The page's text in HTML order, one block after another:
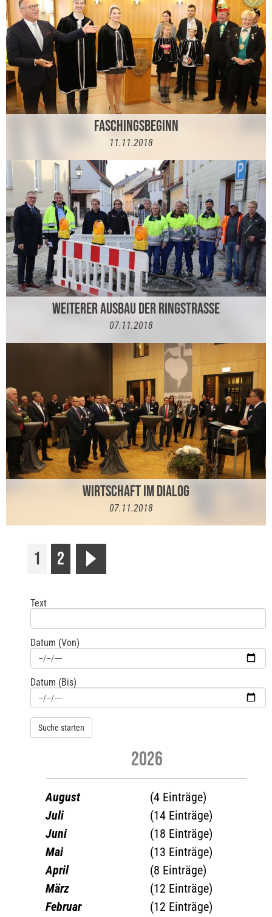
FASCHINGSBEGINN
11.11.2018
WEITERER AUSBAU DER RINGSTRASSE
07.11.2018
WIRTSCHAFT IM DIALOG
07.11.2018
1 2 r
Text
Datum (Von)
Datum (Bis)
2026
August
(4 Einträge)
Juli
(14 Einträge)
Juni
(18 Einträge)
Mai
(13 Einträge)
April
(8 Einträge)
März
(12 Einträge)
Februar
(12 Einträge)